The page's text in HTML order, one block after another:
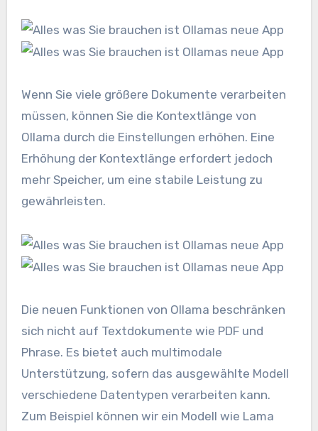
Wenn Sie viele größere Dokumente verarbeiten
müssen, können Sie die Kontextlänge von
Ollama durch die Einstellungen erhöhen. Eine
Erhöhung der Kontextlänge erfordert jedoch
mehr Speicher, um eine stabile Leistung zu
gewährleisten.
Die neuen Funktionen von Ollama beschränken
sich nicht auf Textdokumente wie PDF und
Phrase. Es bietet auch multimodale
Unterstützung, sofern das ausgewählte Modell
verschiedene Datentypen verarbeiten kann.
Zum Beispiel können wir ein Modell wie Lama